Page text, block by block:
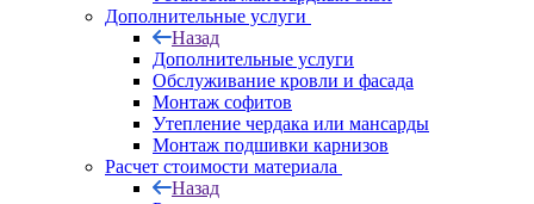
Дополнительные услуги
Назад
Дополнительные услуги
Обслуживание кровли и фасада
Монтаж софитов
Утепление чердака или мансарды
Монтаж подшивки карнизов
Расчет стоимости материала
Назад